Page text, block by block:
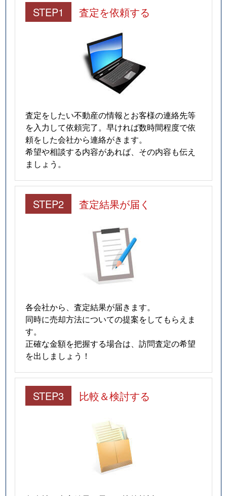
STEP1 査定を依頼する
査定をしたい不動産の情報とお客様の連絡先等
を入力して依頼完了。早ければ数時間程度で依
頼をした会社から連絡がきます。
希望や相談する内容があれば、その内容も伝え
ましょう。
STEP2 査定結果が届く
各会社から、査定結果が届きます。
同時に売却方法についての提案をしてもらえま
す。
正確な金額を把握する場合は、訪問査定の希望
を出しましょう！
STEP3 比較＆検討する